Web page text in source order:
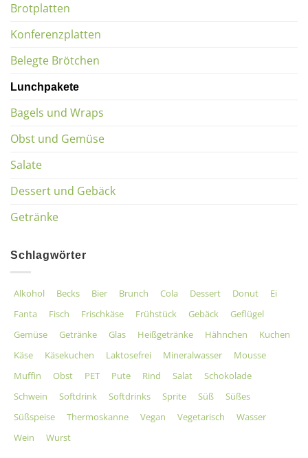
Brotplatten
Konferenzplatten
Belegte Brötchen
Lunchpakete
Bagels und Wraps
Obst und Gemüse
Salate
Dessert und Gebäck
Getränke
Schlagwörter
Alkohol Becks Bier Brunch Cola Dessert Donut
Ei
Fanta
Fisch Frischkäse Frühstück Gebäck
Geflügel
Gemüse
Getränke Glas Heißgetränke Hähnchen
Kuchen
Käse
Käsekuchen Laktosefrei Mineralwasser
Mousse
Muffin
Obst PET Pute Rind Salat
Schokolade
Schwein
Softdrink Softdrinks Sprite Süß
Süßes
Süßspeise
Thermoskanne Vegan Vegetarisch
Wasser
Wein
Wurst